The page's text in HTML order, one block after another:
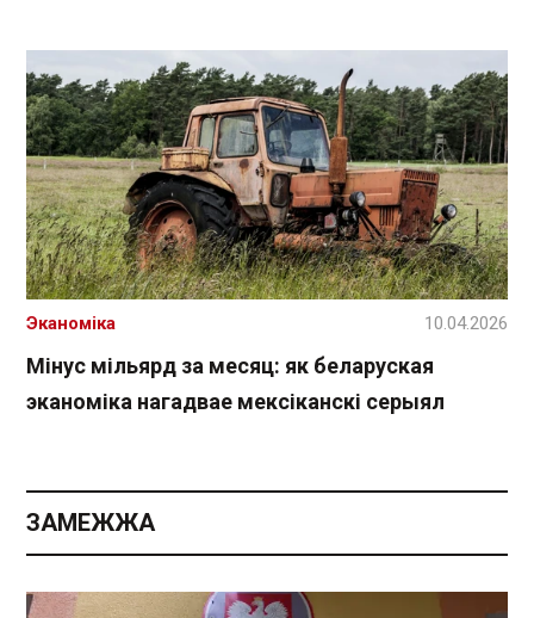
Мінус мільярд за месяц: як беларуская
эканоміка нагадвае мексіканскі серыял
Эканоміка 10.04.2026
ЗАМЕЖЖА